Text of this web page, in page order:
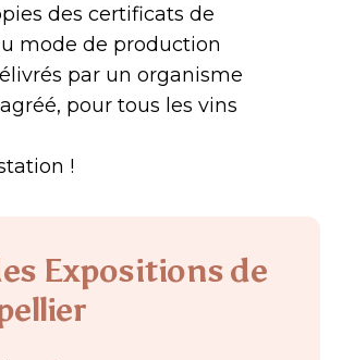
des certificats de
mode de production
par un organisme
pour tous les vins
!
Expositions de